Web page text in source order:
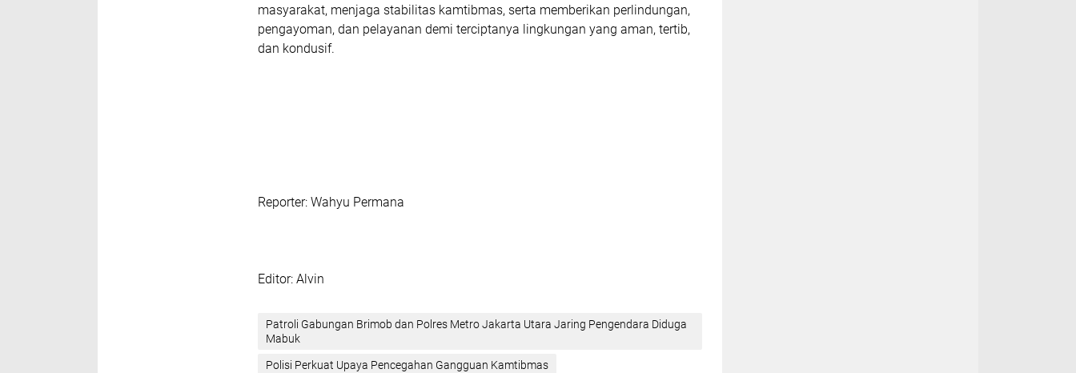
masyarakat, menjaga stabilitas kamtibmas, serta memberikan perlindungan,
pengayoman, dan pelayanan demi terciptanya lingkungan yang aman, tertib,
dan kondusif.
Reporter: Wahyu Permana
‎Editor: Alvin
‎Patroli Gabungan Brimob dan Polres Metro Jakarta Utara Jaring Pengendara Diduga
Mabuk
Polisi Perkuat Upaya Pencegahan Gangguan Kamtibmas‎